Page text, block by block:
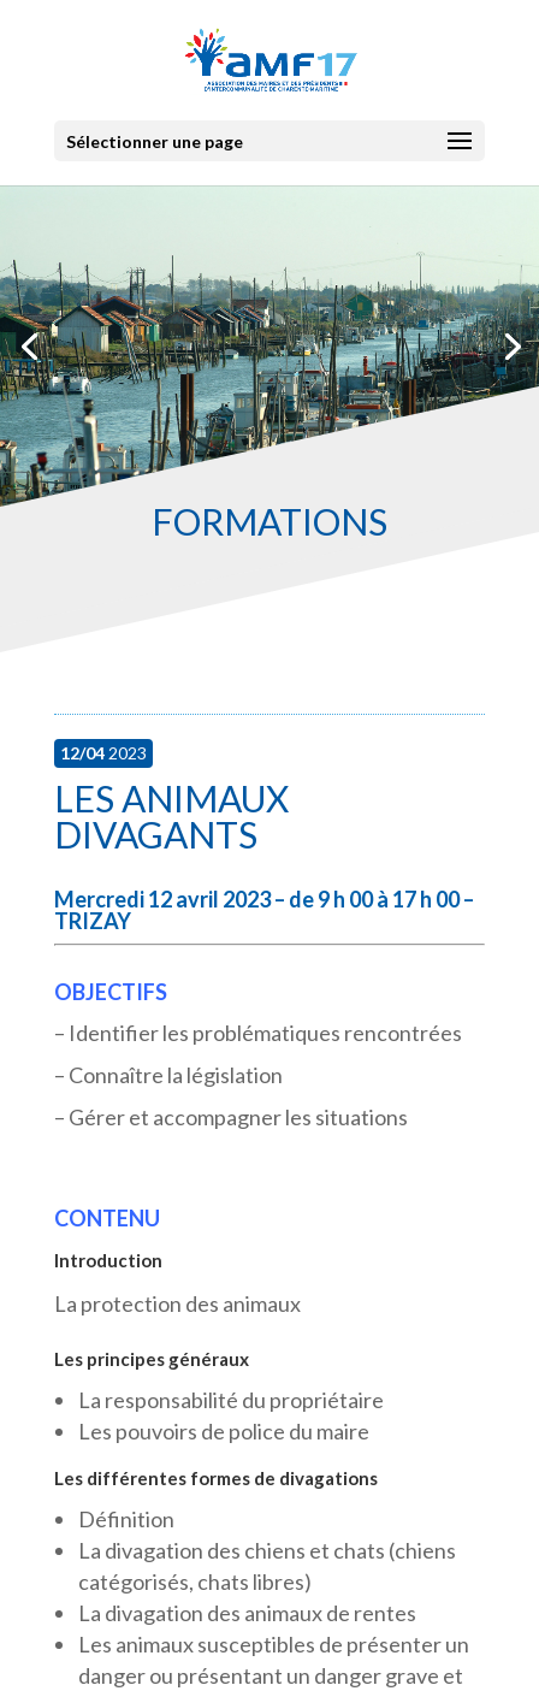
Sélectionner une page
FORMATIONS
12/042023
LES ANIMAUX
DIVAGANTS
Mercredi 12 avril 2023 – de 9 h 00 à 17 h 00 –
TRIZAY
OBJECTIFS
– Identifier les problématiques rencontrées
– Connaître la législation
– Gérer et accompagner les situations
CONTENU
Introduction
La protection des animaux
Les principes généraux
La responsabilité du propriétaire
Les pouvoirs de police du maire
Les différentes formes de divagations
Définition
La divagation des chiens et chats (chiens
catégorisés, chats libres)
La divagation des animaux de rentes
Les animaux susceptibles de présenter un
danger ou présentant un danger grave et